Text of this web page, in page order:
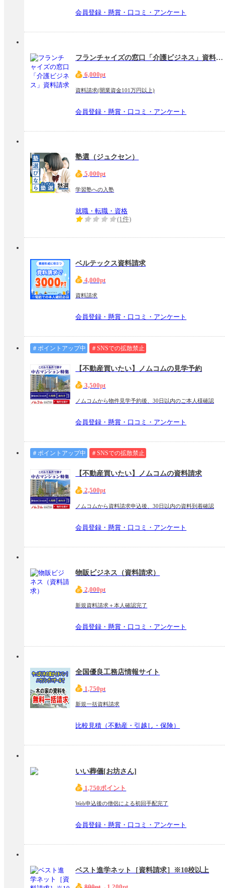
会員登録・懸賞・口コミ・アンケート
フランチャイズの窓口「介護ビジネス」資料請求
6,000pt
資料請求(開業資金101万円以上)
会員登録・懸賞・口コミ・アンケート
塾選（ジュクセン）
5,000pt
学習塾への入塾
就職・転職・資格
(1件)
ベルテックス資料請求
4,000pt
資料請求
会員登録・懸賞・口コミ・アンケート
＃ポイントアップ中 ＃SNSでの拡散禁止
【不動産買いたい】ノムコムの見学予約
3,500pt
ノムコムから物件見学予約後、30日以内のご本人様確認
会員登録・懸賞・口コミ・アンケート
＃ポイントアップ中 ＃SNSでの拡散禁止
【不動産買いたい】ノムコムの資料請求
2,500pt
ノムコムから資料請求申込後、30日以内の資料到着確認
会員登録・懸賞・口コミ・アンケート
物販ビジネス（資料請求）
2,000pt
新規資料請求＋本人確認完了
会員登録・懸賞・口コミ・アンケート
全国優良工務店情報サイト
1,750pt
新規一括資料請求
比較見積（不動産・引越し・保険）
いい葬儀[お坊さん]
1,750ポイント
Web申込後の僧侶による初回手配完了
会員登録・懸賞・口コミ・アンケート
ベスト進学ネット［資料請求］※10校以上